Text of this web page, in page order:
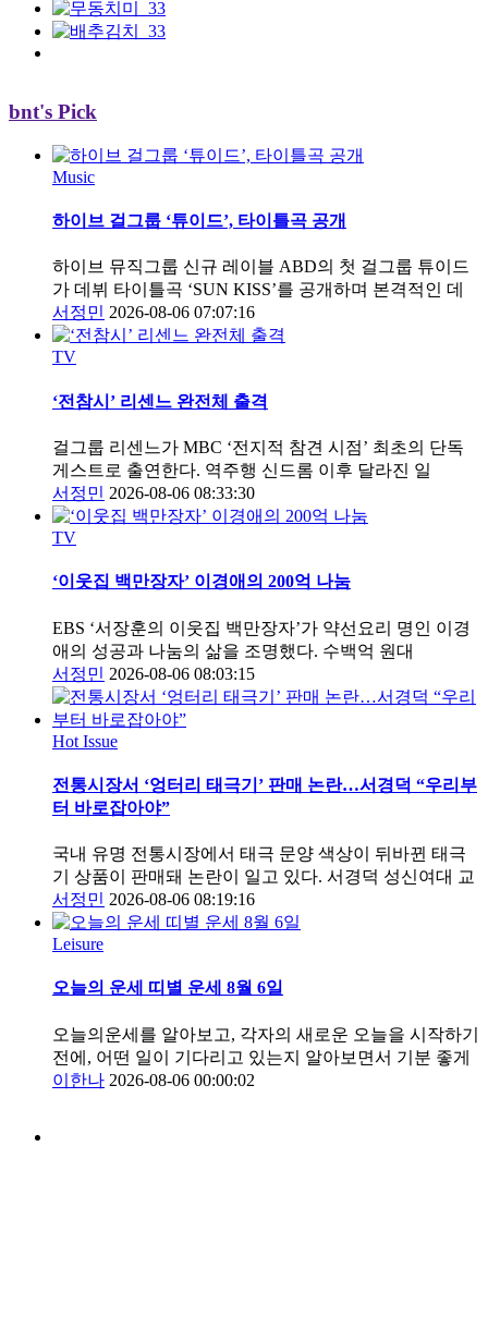
bnt's Pick
Music
하이브 걸그룹 ‘튜이드’, 타이틀곡 공개
하이브 뮤직그룹 신규 레이블 ABD의 첫 걸그룹 튜이드
가 데뷔 타이틀곡 ‘SUN KISS’를 공개하며 본격적인 데
서정민 2026-08-06 07:07:16
TV
‘전참시’ 리센느 완전체 출격
걸그룹 리센느가 MBC ‘전지적 참견 시점’ 최초의 단독
게스트로 출연한다. 역주행 신드롬 이후 달라진 일
서정민 2026-08-06 08:33:30
TV
‘이웃집 백만장자’ 이경애의 200억 나눔
EBS ‘서장훈의 이웃집 백만장자’가 약선요리 명인 이경
애의 성공과 나눔의 삶을 조명했다. 수백억 원대
서정민 2026-08-06 08:03:15
Hot Issue
전통시장서 ‘엉터리 태극기’ 판매 논란…서경덕 “우리부
터 바로잡아야”
국내 유명 전통시장에서 태극 문양 색상이 뒤바뀐 태극
기 상품이 판매돼 논란이 일고 있다. 서경덕 성신여대 교
서정민 2026-08-06 08:19:16
Leisure
오늘의 운세 띠별 운세 8월 6일
오늘의운세를 알아보고, 각자의 새로운 오늘을 시작하기
전에, 어떤 일이 기다리고 있는지 알아보면서 기분 좋게
이한나 2026-08-06 00:00:02